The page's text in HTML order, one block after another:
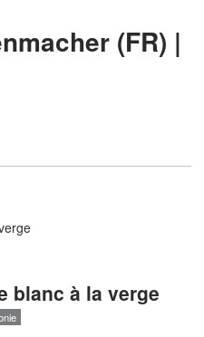
(FR) |
blanc à la verge